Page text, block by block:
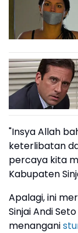
"Insya Allah
keterlibatan
percaya kita
Kabupaten
Apalagi, ini
Sinjai Andi
menangani